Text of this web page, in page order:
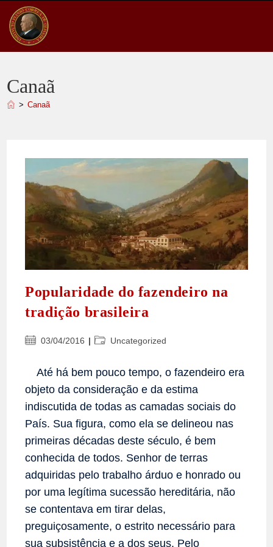
para
conteúdo
Canaã
> Canaã
Popularidade do fazendeiro na
tradição brasileira
Post03/04/2016
Categoria
Uncategorized
Até há bem pouco tempo, o fazendeiro era
objeto da consideração e da estima
indiscutida de todas as camadas sociais do
País. Sua figura, como ela se delineou nas
primeiras décadas deste século, é bem
conhecida de todos. Senhor de terras
adquiridas pelo trabalho árduo e honrado ou
por uma legítima sucessão hereditária, não
se contentava em tirar delas,
preguiçosamente, o estrito necessário para
sua subsistência e a dos seus. Pelo